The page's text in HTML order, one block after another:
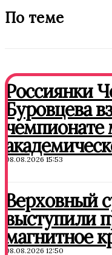
По теме
Россиянки
Буровцева
чемпионате
08.08.2026 15:53
Верховный
выступили
магнитное
08.08.2026 12:50